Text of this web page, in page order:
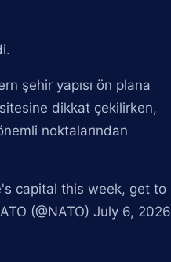
şehir yapısı ön plana
dikkat çekilirken,
noktalarından
capital this week, get to
(@NATO) July 6, 2026